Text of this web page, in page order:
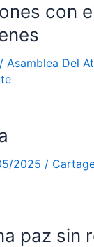
con
/ Asamblea Del
2025 /
paz sin